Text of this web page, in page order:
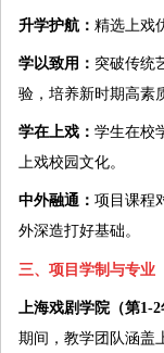
升学护航： 精选上戏
学以致用： 突破传统
验，培养新时期高素
学在上戏： 学生在校
上戏校园文化。
中外融通： 项目课程
外深造打好基础。
三、项目学制与专业
上海戏剧学院（第1-2
期间，教学团队涵盖